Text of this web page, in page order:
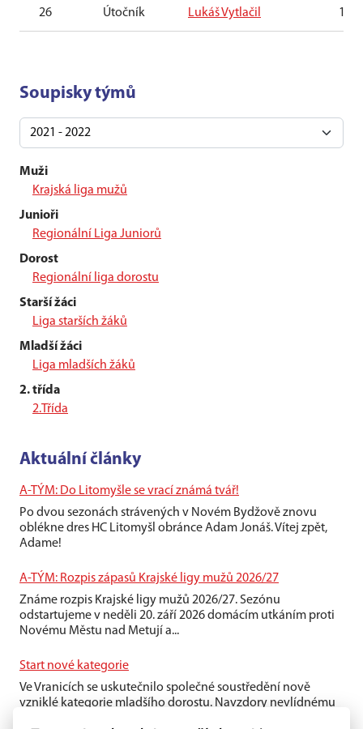
26 Útočník Lukáš Vytlačil 17.
Soupisky týmů
Muži
Krajská liga mužů
Junioři
Regionální Liga Juniorů
Dorost
Regionální liga dorostu
Starší žáci
Liga starších žáků
Mladší žáci
Liga mladších žáků
2. třída
2.Třída
Aktuální články
A-TÝM: Do Litomyšle se vrací známá tvář!
Po dvou sezonách strávených v Novém Bydžově znovu
oblékne dres HC Litomyšl obránce Adam Jonáš. Vítej zpět,
Adame!
A-TÝM: Rozpis zápasů Krajské ligy mužů 2026/27
Známe rozpis Krajské ligy mužů 2026/27. Sezónu
odstartujeme v neděli 20. září 2026 domácím utkáním proti
Novému Městu nad Metují a...
Start nové kategorie
Ve Vranicích se uskutečnilo společné soustředění nově
vzniklé kategorie mladšího dorostu. Navzdory nevlídnému